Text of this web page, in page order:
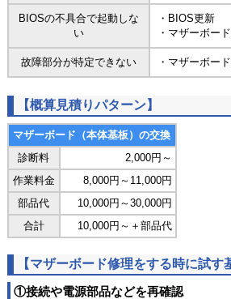
BIOSの不具合で起動しな
い
・BIOS更新
・マザーボー
故障部分が特定できない ・マザーボー
【概算見積りパターン】
マザーボード（本体基板）の交換
診断料
2,000円～
作業料金
8,000円～11,000円
部品代
10,000円～30,000円
合計
10,000円～＋部品代
【マザーボード修理をする時に試す
①接続や電源部品などを再確認